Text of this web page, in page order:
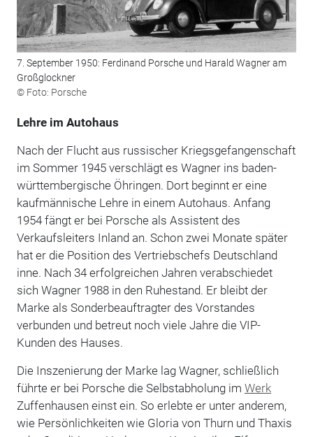
7. September 1950: Ferdinand Porsche und Harald Wagner am
Großglockner
© Foto: Porsche
Lehre im Autohaus
Nach der Flucht aus russischer Kriegsgefangenschaft
im Sommer 1945 verschlägt es Wagner ins baden-
württembergische Öhringen. Dort beginnt er eine
kaufmännische Lehre in einem Autohaus. Anfang
1954 fängt er bei Porsche als Assistent des
Verkaufsleiters Inland an. Schon zwei Monate später
hat er die Position des Vertriebschefs Deutschland
inne. Nach 34 erfolgreichen Jahren verabschiedet
sich Wagner 1988 in den Ruhestand. Er bleibt der
Marke als Sonderbeauftragter des Vorstandes
verbunden und betreut noch viele Jahre die VIP-
Kunden des Hauses.
Die Inszenierung der Marke lag Wagner, schließlich
führte er bei Porsche die Selbstabholung im Werk
Zuffenhausen einst ein. So erlebte er unter anderem,
wie Persönlichkeiten wie Gloria von Thurn und Thaxis